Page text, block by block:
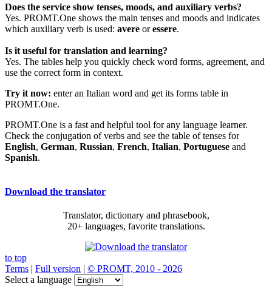
Does the service show tenses, moods, and auxiliary verbs?
Yes. PROMT.One shows the main tenses and moods and indicates
which auxiliary verb is used: avere oressere.
Is it useful for translation and learning?
Yes. The tables help you quickly check word forms, agreement, and
use the correct form in context.
Try it now: enter an Italian word and get its forms table in
PROMT.One.
PROMT.One is a fast and helpful tool for any language learner.
Check the conjugation of verbs and see the table of tenses for
English, German, Russian, French, Italian, Portuguese and
Spanish.
Download the translator
Translator, dictionary and phrasebook,
20+ languages, favorite translations.
to top
Terms | Full version | © PROMT, 2010 - 2026
Select a language